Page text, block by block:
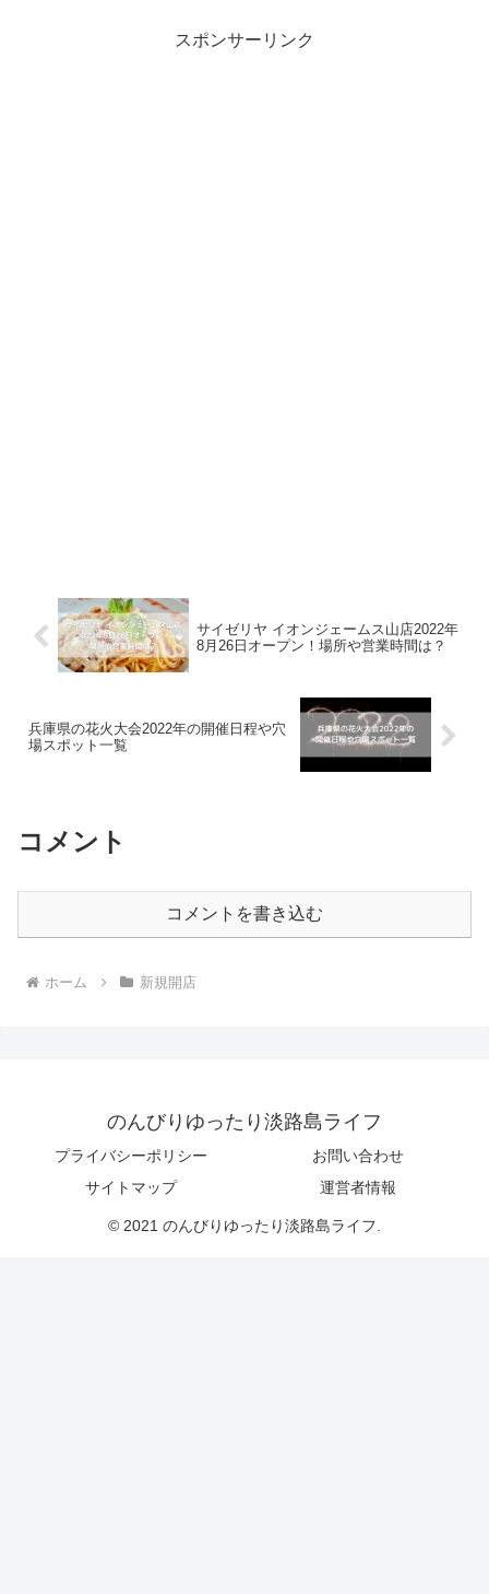
スポンサーリンク
サイゼリヤ イオンジェームス山店2022年
8月26日オープン！場所や営業時間は？
兵庫県の花火大会2022年の開催日程や穴
場スポット一覧
コメント
コメントを書き込む
ホーム 新規開店
のんびりゆったり淡路島ライフ
プライバシーポリシー
お問い合わせ
サイトマップ
運営者情報
© 2021 のんびりゆったり淡路島ライフ.